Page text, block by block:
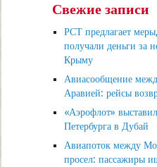
Свежие записи
РСТ предлагает
получали деньги за
Крыму
Авиасообщение
Аравией: рейсы
«Аэрофлот»
Петербурга в Дубай
Авиапоток между
просел: пассажиры